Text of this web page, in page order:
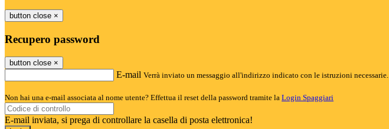
button close ×
Recupero password
button close ×
E-mail Verrà inviato un messaggio all'indirizzo indicato con le istruzioni necessarie.
Non hai una e-mail associata al nome utente? Effettua il reset della password tramite la Login Spaggiari
E-mail inviata, si prega di controllare la casella di posta elettronica!